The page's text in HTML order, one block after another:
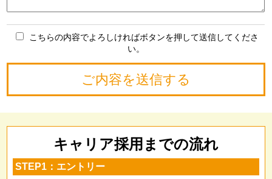
こちらの内容でよろしければボタンを押して送信してくださ
い。
キャリア採用までの流れ
STEP1：エントリー